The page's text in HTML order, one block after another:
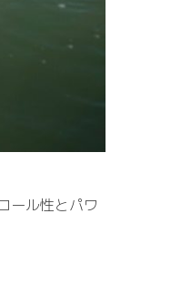
ール性とパワ